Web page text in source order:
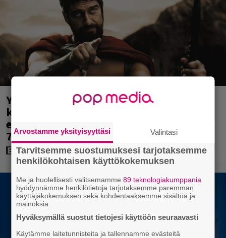
Yöllä tv:ssä: Sotaelokuvan näyttelijät
kasvattivat lihakset nopeasti
erikoisella kikalla – IMDb-arvosana on
7,6Arvostamme yksityisyyttäsi Valintasi
Tarvitsemme suostumuksesi tarjotaksemme
henkilökohtaisen käyttökokemuksen
Me ja huolellisesti valitsemamme89 teknologiakumppania
hyödynnämme henkilötietoja tarjotaksemme paremman
käyttäjäkokemuksen sekä kohdentaaksemme sisältöä ja
mainoksia.
Hyväksymällä suostut tietojesi käyttöön seuraavasti
Käytämme laitetunnisteita ja tallennamme evästeitä